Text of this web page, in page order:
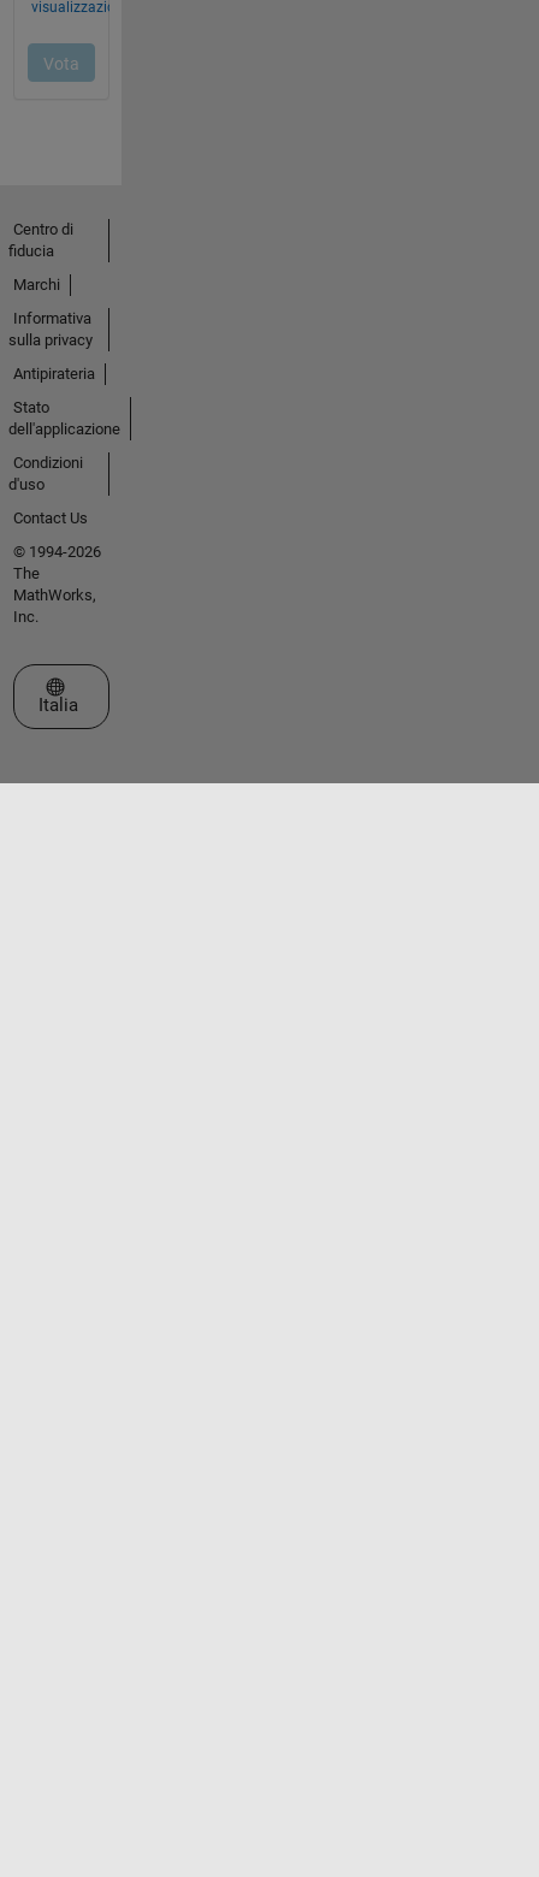
Centro di
fiducia
Marchi
Informativa
sulla privacy
Antipirateria
Stato
dell'applicazione
Condizioni
d'uso
Contact Us
© 1994-2026
The
MathWorks,
Inc.
Seleziona un sito web
Italia